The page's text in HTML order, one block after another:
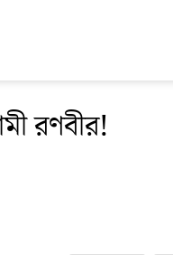
রণবীর!